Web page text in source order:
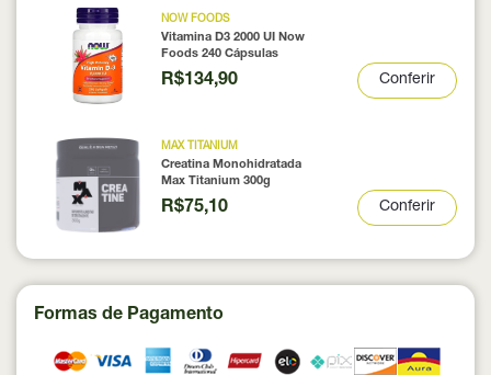
NOW FOODS
Vitamina D3 2000 UI Now
Foods 240 Cápsulas
R$134,90 Conferir
MAX TITANIUM
Creatina Monohidratada
Max Titanium 300g
R$75,10 Conferir
Formas de Pagamento